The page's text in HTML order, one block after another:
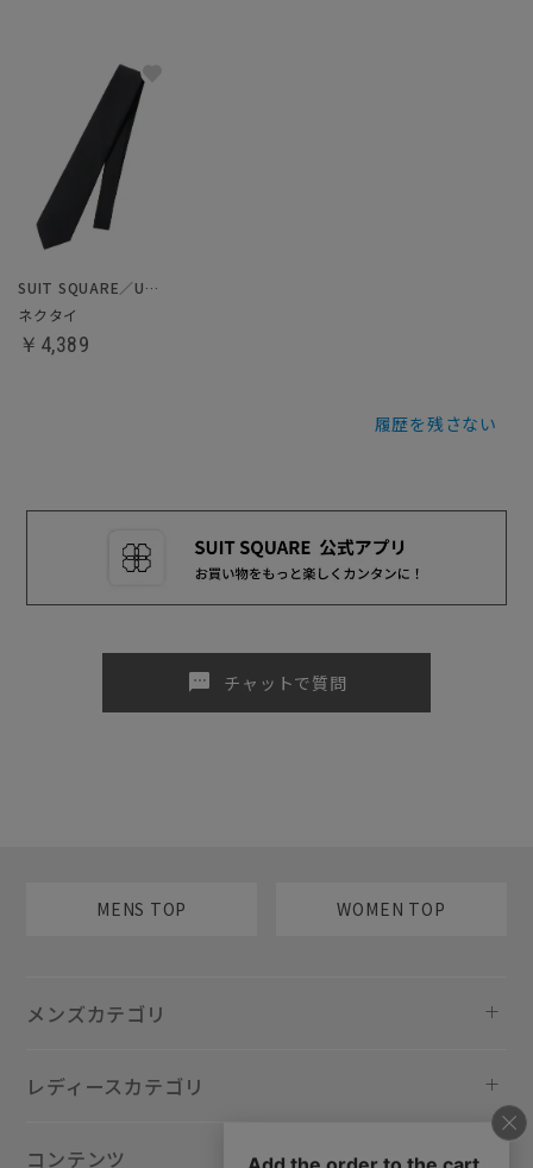
SUIT SQUARE／UNIVERSAL LANGUAGE
ネクタイ
￥4,389
履歴を残さない
sms チャットで質問
MENS TOP WOMEN TOP
メンズカテゴリ
レディースカテゴリ
コンテンツ